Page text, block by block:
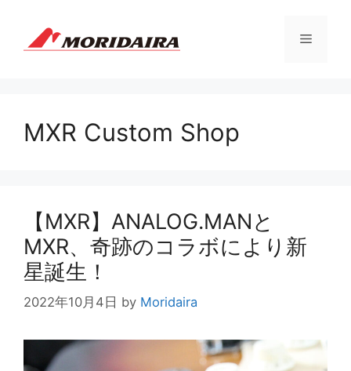
メ
MXR Custom Shop
【MXR】ANALOG.MANと
MXR、奇跡のコラボにより新
星誕生！
2022年10月4日 by Moridaira